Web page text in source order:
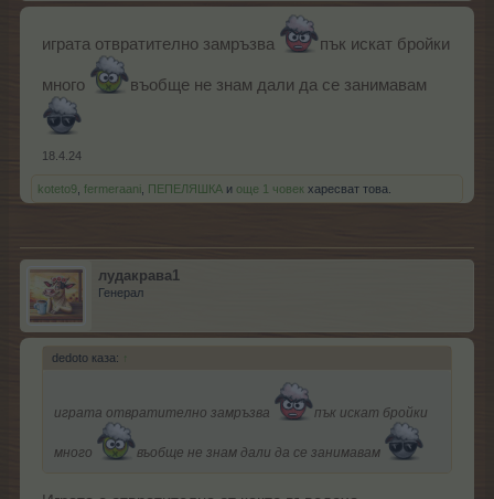
играта отвратително замръзва пък искат бройки
много въобще не знам дали да се занимавам
18.4.24
koteto9 fermeraani ПЕПЕЛЯШКА и още 1 човек харесват това.
лудакрава1
Генерал
dedoto каза: ↑
играта отвратително замръзва пък искат бройки
много въобще не знам дали да се занимавам